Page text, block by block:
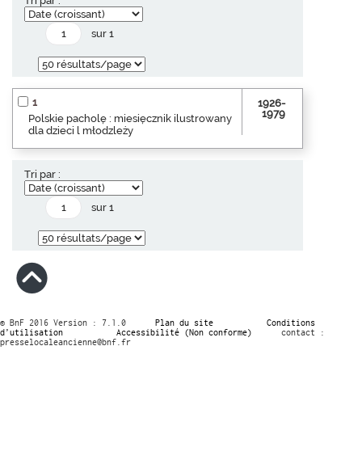
sur 1
1
Polskie pacholę : miesięcznik ilustrowany
dla dzieci l młodzleży
1926-
1979
Tri par :
sur 1
© BnF 2016 Version : 7.1.0 Plan du site
Conditions
d’utilisation
Accessibilité (Non conforme)
contact :
presselocaleancienne@bnf.fr